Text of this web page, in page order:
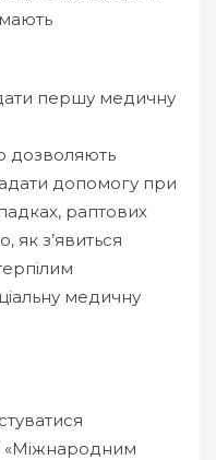
першу медичну
дозволяють
допомогу при
раптових
як з’явиться
медичну
«Міжнародним